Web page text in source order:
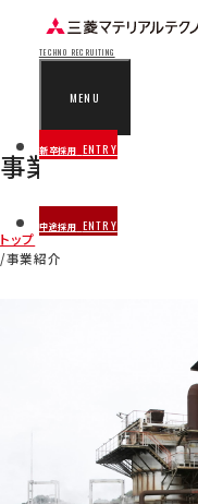
TECHNO RECRUITING
MENU
新卒採用 ENTRY
中途採用 ENTRY
事業紹介
トップ
事業紹介